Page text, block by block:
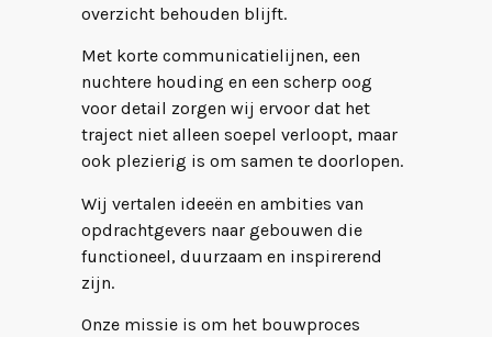
overzicht behouden blijft.
Met korte communicatielijnen, een
nuchtere houding en een scherp oog
voor detail zorgen wij ervoor dat het
traject niet alleen soepel verloopt, maar
ook plezierig is om samen te doorlopen.
Wij vertalen ideeën en ambities van
opdrachtgevers naar gebouwen die
functioneel, duurzaam en inspirerend
zijn.
Onze missie is om het bouwproces